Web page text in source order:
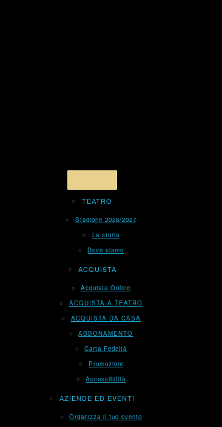
TEATRO
Stagione 2026/2027
La storia
Dove siamo
ACQUISTA
Acquista Online
ACQUISTA A TEATRO
ACQUISTA DA CASA
ABBONAMENTO
Carta Fedeltà
Promozioni
Accessibilità
AZIENDE ED EVENTI
Organizza il tuo evento